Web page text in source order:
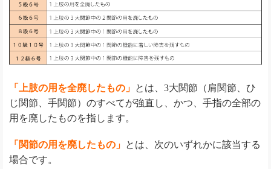
「上肢の用を全廃したもの」 とは、3大関節（肩関節、ひ
じ関節、手関節）のすべてが強直し、かつ、手指の全部の
用を廃したものを指します。
「関節の用を廃したもの」 とは、次のいずれかに該当する
場合です。